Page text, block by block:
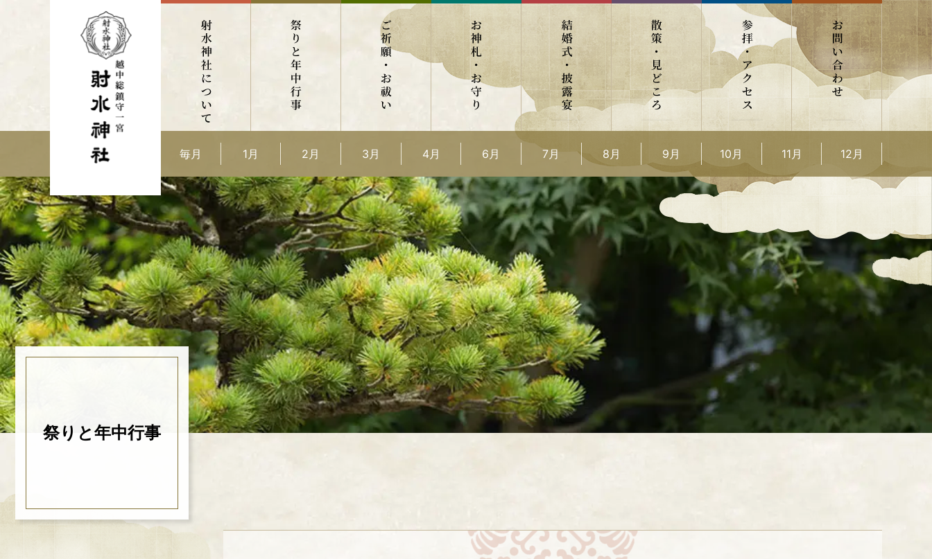
毎月 1月 2月 3月 4月 6月 7月 8月 9月 10月 11月 12月
祭りと年中行事